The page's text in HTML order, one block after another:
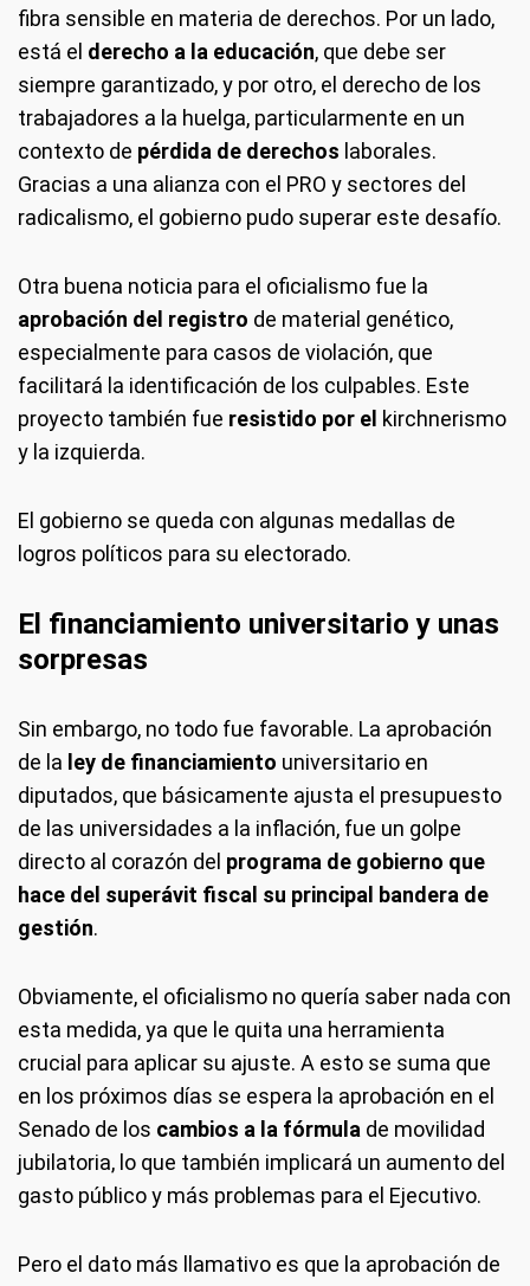
fibra sensible en materia de derechos. Por un lado,
está el derecho a la educación, que debe ser
siempre garantizado, y por otro, el derecho de los
trabajadores a la huelga, particularmente en un
contexto de pérdida de derechos laborales.
Gracias a una alianza con el PRO y sectores del
radicalismo, el gobierno pudo superar este desafío.
Otra buena noticia para el oficialismo fue la
aprobación del registro de material genético,
especialmente para casos de violación, que
facilitará la identificación de los culpables. Este
proyecto también fue resistido por el kirchnerismo
y la izquierda.
El gobierno se queda con algunas medallas de
logros políticos para su electorado.
El financiamiento universitario y unas
sorpresas
Sin embargo, no todo fue favorable. La aprobación
de la ley de financiamiento universitario en
diputados, que básicamente ajusta el presupuesto
de las universidades a la inflación, fue un golpe
directo al corazón del programa de gobierno que
hace del superávit fiscal su principal bandera de
gestión.
Obviamente, el oficialismo no quería saber nada con
esta medida, ya que le quita una herramienta
crucial para aplicar su ajuste. A esto se suma que
en los próximos días se espera la aprobación en el
Senado de los cambios a la fórmula de movilidad
jubilatoria, lo que también implicará un aumento del
gasto público y más problemas para el Ejecutivo.
Pero el dato más llamativo es que la aprobación de